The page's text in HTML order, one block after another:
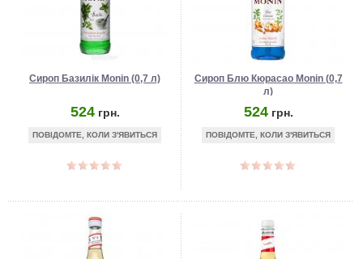
Сироп Базилік Monin (0,7 л)
524 грн.
ПОВІДОМТЕ, КОЛИ З'ЯВИТЬСЯ
Сироп Блю Кюрасао Monin (0,7
л)
524 грн.
ПОВІДОМТЕ, КОЛИ З'ЯВИТЬСЯ